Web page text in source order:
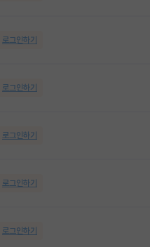
로그인하기
로그인하기
로그인하기
로그인하기
로그인하기